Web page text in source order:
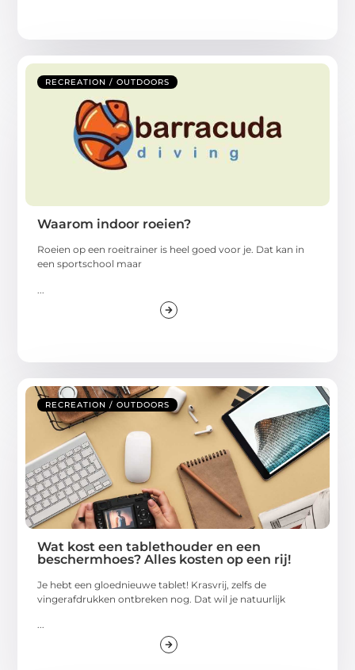
RECREATION / OUTDOORS
Waarom indoor roeien?
Roeien op een roeitrainer is heel goed voor je. Dat kan in
een sportschool maar
RECREATION / OUTDOORS
Wat kost een tablethouder en een
beschermhoes? Alles kosten op een rij!
Je hebt een gloednieuwe tablet! Krasvrij, zelfs de
vingerafdrukken ontbreken nog. Dat wil je natuurlijk
...